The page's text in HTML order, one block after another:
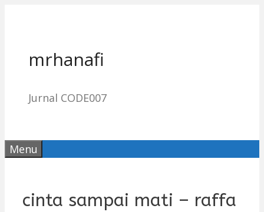
mrhanafi
Jurnal CODE007
Menu
cinta sampai mati – raffa